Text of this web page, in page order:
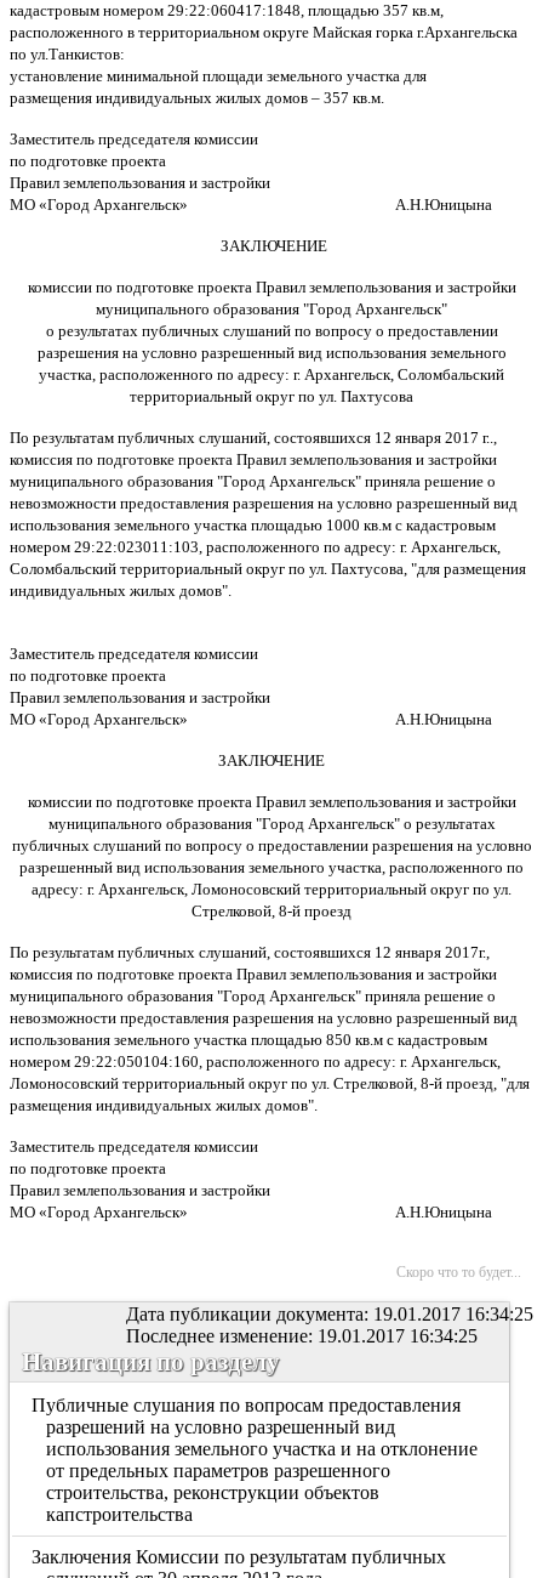
кадастровым номером 29:22:060417:1848, площадью 357 кв.м,
расположенного в территориальном округе Майская горка г.Архангельска
по ул.Танкистов:
установление минимальной площади земельного участка для
размещения индивидуальных жилых домов – 357 кв.м.
Заместитель председателя комиссии
по подготовке проекта
Правил землепользования и застройки
МО «Город Архангельск» А.Н.Юницына
ЗАКЛЮЧЕНИЕ
комиссии по подготовке проекта Правил землепользования и застройки
муниципального образования "Город Архангельск"
о результатах публичных слушаний по вопросу о предоставлении
разрешения на условно разрешенный вид использования земельного
участка, расположенного по адресу: г. Архангельск, Соломбальский
территориальный округ по ул. Пахтусова
По результатам публичных слушаний, состоявшихся 12 января 2017 г..,
комиссия по подготовке проекта Правил землепользования и застройки
муниципального образования "Город Архангельск" приняла решение о
невозможности предоставления разрешения на условно разрешенный вид
использования земельного участка площадью 1000 кв.м с кадастровым
номером 29:22:023011:103, расположенного по адресу: г. Архангельск,
Соломбальский территориальный округ по ул. Пахтусова, "для размещения
индивидуальных жилых домов".
Заместитель председателя комиссии
по подготовке проекта
Правил землепользования и застройки
МО «Город Архангельск» А.Н.Юницына
ЗАКЛЮЧЕНИЕ
комиссии по подготовке проекта Правил землепользования и застройки
муниципального образования "Город Архангельск" о результатах
публичных слушаний по вопросу о предоставлении разрешения на условно
разрешенный вид использования земельного участка, расположенного по
адресу: г. Архангельск, Ломоносовский территориальный округ по ул.
Стрелковой, 8-й проезд
По результатам публичных слушаний, состоявшихся 12 января 2017г.,
комиссия по подготовке проекта Правил землепользования и застройки
муниципального образования "Город Архангельск" приняла решение о
невозможности предоставления разрешения на условно разрешенный вид
использования земельного участка площадью 850 кв.м с кадастровым
номером 29:22:050104:160, расположенного по адресу: г. Архангельск,
Ломоносовский территориальный округ по ул. Стрелковой, 8-й проезд, "для
размещения индивидуальных жилых домов".
Заместитель председателя комиссии
по подготовке проекта
Правил землепользования и застройки
МО «Город Архангельск» А.Н.Юницына
Скоро что то будет...
Дата публикации документа: 19.01.2017 16:34:25
Последнее изменение: 19.01.2017 16:34:25
Навигация по разделу
Публичные слушания по вопросам предоставления
разрешений на условно разрешенный вид
использования земельного участка и на отклонение
от предельных параметров разрешенного
строительства, реконструкции объектов
капстроительства
Заключения Комиссии по результатам публичных